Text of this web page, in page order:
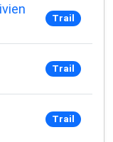
Trail
Trail
Trail